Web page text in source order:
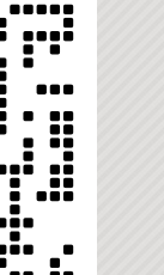
（随時おもちゃ
時間：